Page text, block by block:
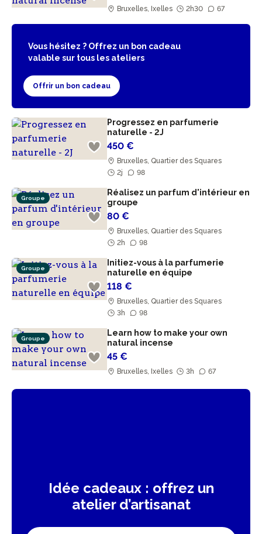
Bruxelles, Ixelles 2h30 67
Vous hésitez ? Offrez un bon cadeau
valable sur tous les ateliers
Offrir un bon cadeau
Progressez en parfumerie
naturelle - 2J
450 €
Bruxelles, Quartier des Squares
2j
98
Groupe
Réalisez un parfum d'intérieur en
groupe
80 €
Bruxelles, Quartier des Squares
2h
98
Groupe
Initiez-vous à la parfumerie
naturelle en équipe
118 €
Bruxelles, Quartier des Squares
3h
98
Groupe
Learn how to make your own
natural incense
45 €
Bruxelles, Ixelles 3h 67
Idée cadeaux : offrez un
atelier d’artisanat